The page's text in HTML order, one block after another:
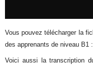
Vous pouvez télécharger la
des apprenants de niveau B1
Voici aussi la transcription